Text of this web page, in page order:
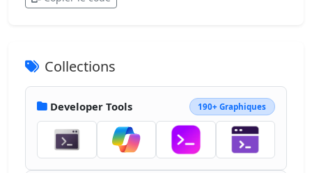
Collections
Developer Tools 190+ Graphiques